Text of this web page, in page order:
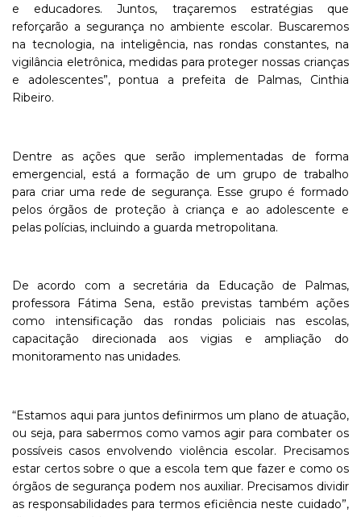
e educadores. Juntos, traçaremos estratégias que
reforçarão a segurança no ambiente escolar. Buscaremos
na tecnologia, na inteligência, nas rondas constantes, na
vigilância eletrônica, medidas para proteger nossas crianças
e adolescentes”, pontua a prefeita de Palmas, Cinthia
Ribeiro.
Dentre as ações que serão implementadas de forma
emergencial, está a formação de um grupo de trabalho
para criar uma rede de segurança. Esse grupo é formado
pelos órgãos de proteção à criança e ao adolescente e
pelas polícias, incluindo a guarda metropolitana.
De acordo com a secretária da Educação de Palmas,
professora Fátima Sena, estão previstas também ações
como intensificação das rondas policiais nas escolas,
capacitação direcionada aos vigias e ampliação do
monitoramento nas unidades.
“Estamos aqui para juntos definirmos um plano de atuação,
ou seja, para sabermos como vamos agir para combater os
possíveis casos envolvendo violência escolar. Precisamos
estar certos sobre o que a escola tem que fazer e como os
órgãos de segurança podem nos auxiliar. Precisamos dividir
as responsabilidades para termos eficiência neste cuidado”,